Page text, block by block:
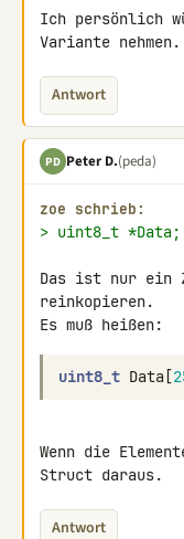
Ich persönlich
Variante nehmen.
Antwort
PD Peter D.(peda)
zoe schrieb:
> uint8_t *Data;
Das ist nur ein
reinkopieren.
Es muß heißen:
uint8_t Data [
Wenn die
Struct daraus.
Antwort